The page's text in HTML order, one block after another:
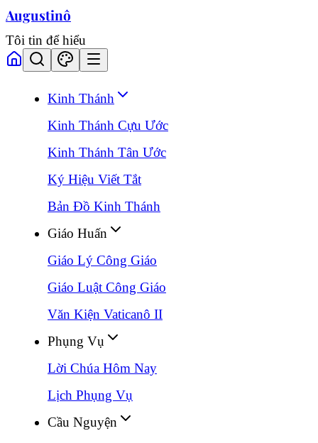
Augustinô
Tôi tin để hiểu
Kinh Thánh
Kinh Thánh Cựu Ước
Kinh Thánh Tân Ước
Ký Hiệu Viết Tắt
Bản Đồ Kinh Thánh
Giáo Huấn
Giáo Lý Công Giáo
Giáo Luật Công Giáo
Văn Kiện Vaticanô II
Phụng Vụ
Lời Chúa Hôm Nay
Lịch Phụng Vụ
Cầu Nguyện